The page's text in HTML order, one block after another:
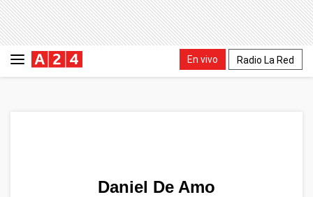
En vivo Radio La Red
Daniel De Amo